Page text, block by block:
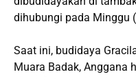
dihubungi pada Minggu
Saat ini, budidaya
Muara Badak, Anggana